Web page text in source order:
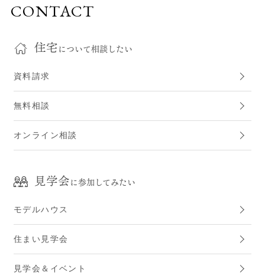
CONTACT
住宅について相談したい
資料請求
無料相談
オンライン相談
見学会に参加してみたい
モデルハウス
住まい見学会
見学会＆イベント